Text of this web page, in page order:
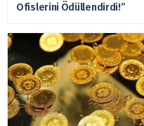
Ofislerini Ödüllendirdi!”